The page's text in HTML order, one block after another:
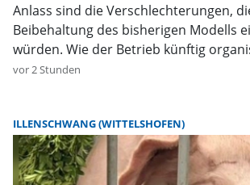
Anlass sind die Verschlechterungen,
Beibehaltung des bisherigen Modells
würden. Wie der Betrieb künftig
vor 2 Stunden
ILLENSCHWANG (WITTELSHOFEN)